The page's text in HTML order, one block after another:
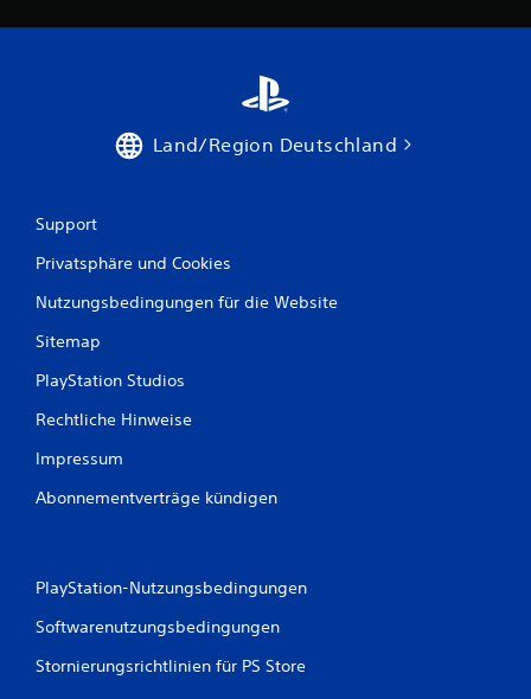
Land/Region Deutschland
Support
Privatsphäre und Cookies
Nutzungsbedingungen für die Website
Sitemap
PlayStation Studios
Rechtliche Hinweise
Impressum
Abonnementverträge kündigen
PlayStation-Nutzungsbedingungen
Softwarenutzungsbedingungen
Stornierungsrichtlinien für PS Store